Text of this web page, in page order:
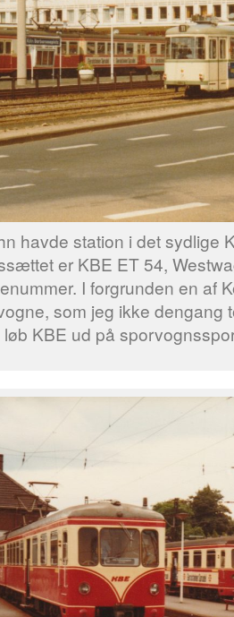
havde station i det sydlige
er KBE ET 54,
I forgrunden en af
som jeg ikke dengang
KBE ud på